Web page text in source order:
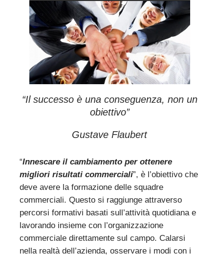
“Il successo è una conseguenza, non un
obiettivo”
Gustave Flaubert
“Innescare il cambiamento per ottenere
migliori risultati commerciali”, è l’obiettivo che
deve avere la formazione delle squadre
commerciali. Questo si raggiunge attraverso
percorsi formativi basati sull’attività quotidiana e
lavorando insieme con l’organizzazione
commerciale direttamente sul campo. Calarsi
nella realtà dell’azienda, osservare i modi con i